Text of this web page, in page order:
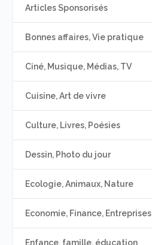
Articles Sponsorisés
Bonnes affaires, Vie pratique
Ciné, Musique, Médias, TV
Cuisine, Art de vivre
Culture, Livres, Poésies
Dessin, Photo du jour
Ecologie, Animaux, Nature
Economie, Finance, Entreprises
Enfance, famille, éducation